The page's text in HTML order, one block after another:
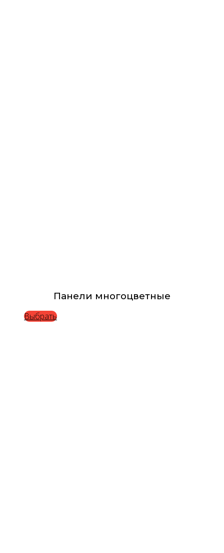
Панели многоцветные
Выбрать